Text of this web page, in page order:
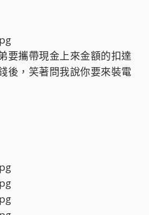
要攜帶現金上來金額的扣達
後，笑著問我說你要來裝電